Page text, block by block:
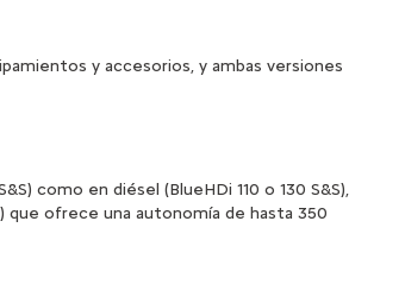
y accesorios, y ambas versiones
como en diésel (BlueHDi 110 o 130 S&S),
que ofrece una autonomía de hasta 350